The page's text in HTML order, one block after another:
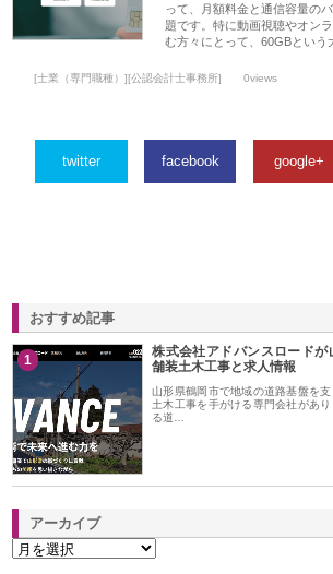
って、月額料金と通信容量の
題です。特に動画視聴やオン
む方々にとって、60GBという
[士業（専門職種）][公認会計士事務所] 0views
twitter facebook google+
おすすめ記事
1
株式会社アドバンスロード
舗装土木工事と求人情報
山形県鶴岡市で地域の道路基盤を
土木工事を手がける専門会社があ
る道…
アーカイブ